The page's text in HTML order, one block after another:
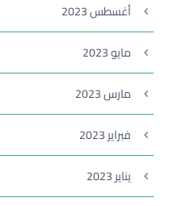
أغسطس 2023
مايو 2023
مارس 2023
فبراير 2023
يناير 2023